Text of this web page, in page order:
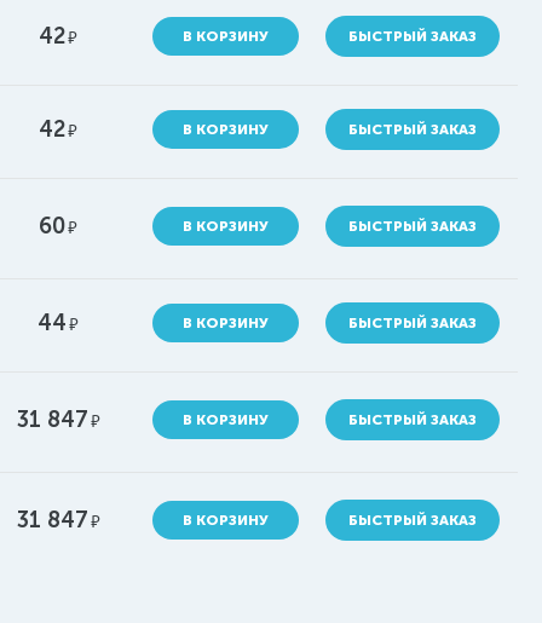
42руб. В КОРЗИНУ БЫСТРЫЙ ЗАКАЗ
42руб. В КОРЗИНУ БЫСТРЫЙ ЗАКАЗ
60руб. В КОРЗИНУ БЫСТРЫЙ ЗАКАЗ
44руб. В КОРЗИНУ БЫСТРЫЙ ЗАКАЗ
31 847руб. В КОРЗИНУ БЫСТРЫЙ ЗАКАЗ
31 847руб. В КОРЗИНУ БЫСТРЫЙ ЗАКАЗ